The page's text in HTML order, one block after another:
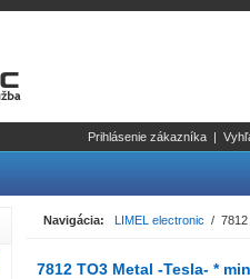
Prihlásenie zákazníka |
Navigácia: LIMEL electronic / 7812
7812 TO3 Metal -Tesla- *